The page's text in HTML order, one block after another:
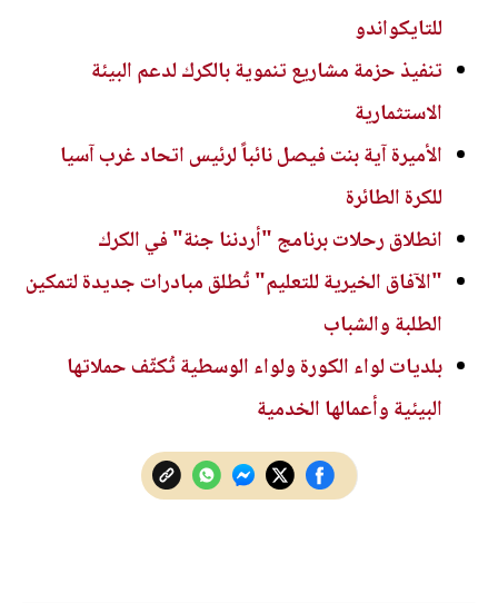
للتايكواندو
تنفيذ حزمة مشاريع تنموية بالكرك لدعم البيئة
الاستثمارية
الأميرة آية بنت فيصل نائباً لرئيس اتحاد غرب آسيا
للكرة الطائرة
انطلاق رحلات برنامج "أردننا جنة" في الكرك
"الآفاق الخيرية للتعليم" تُطلق مبادرات جديدة لتمكين
الطلبة والشباب
بلديات لواء الكورة ولواء الوسطية تُكثّف حملاتها
البيئية وأعمالها الخدمية